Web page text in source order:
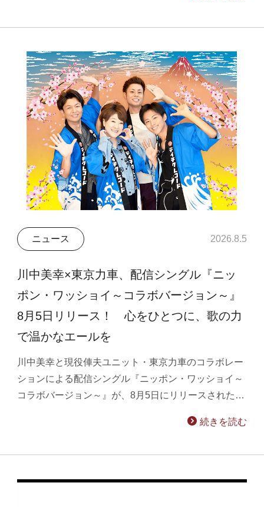
ニュース 2026.8.5
川中美幸×東京力車、配信シングル『ニッ
ポン・ワッショイ～コラボバージョン～』
8月5日リリース！ 心をひとつに、歌の力
で温かなエールを
川中美幸と現役俥夫ユニット・東京力車のコラボレー
ションによる配信シングル『ニッポン・ワッショイ～
コラボバージョン～』が、8月5日にリリースされた…
続きを読む